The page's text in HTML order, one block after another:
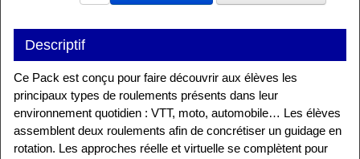
Descriptif
Ce Pack est conçu pour faire découvrir aux élèves les
principaux types de roulements présents dans leur
environnement quotidien : VTT, moto, automobile… Les élèves
assemblent deux roulements afin de concrétiser un guidage en
rotation. Les approches réelle et virtuelle se complètent pour